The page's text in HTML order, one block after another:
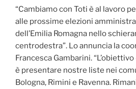
“Cambiamo con Toti è al lavoro
alle prossime elezioni
dell’Emilia Romagna nello
centrodestra”. Lo annuncia la
Francesca Gambarini.
è presentare nostre liste nei
Bologna, Rimini e Ravenna.